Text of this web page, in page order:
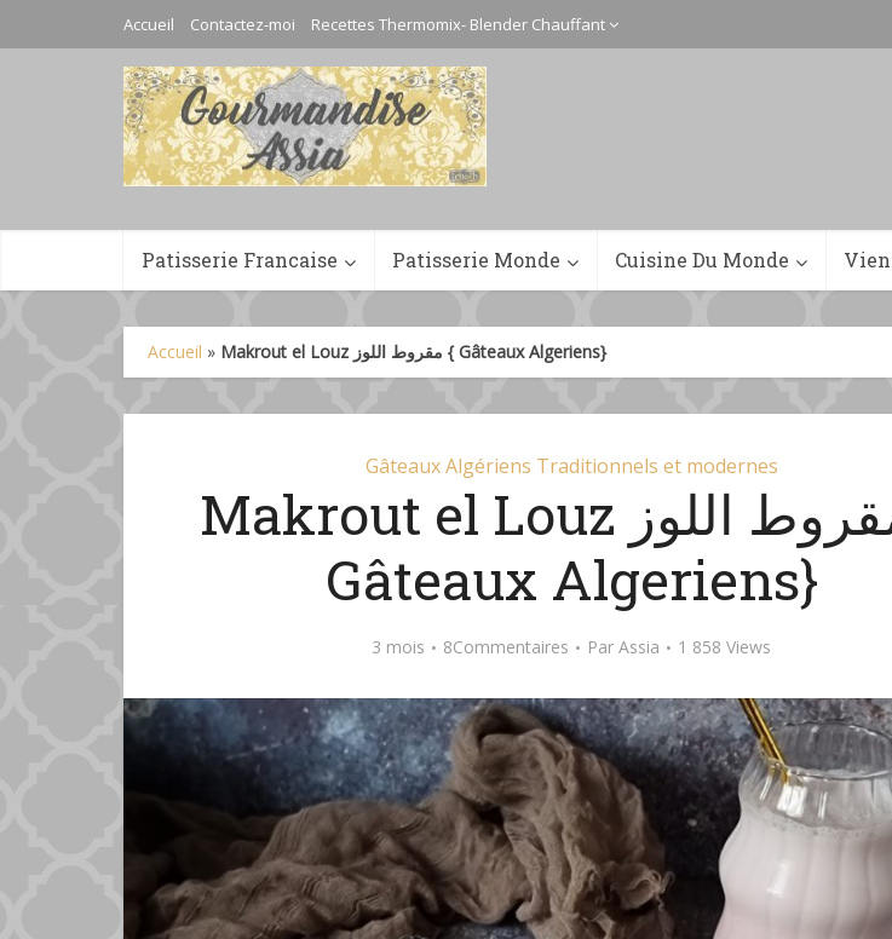
Accueil Contactez-moi Recettes Thermomix- Blender Chauffant
Patisserie Francaise Patisserie Monde Cuisine Du Monde
Accueil » Makrout el Louz مقروط اللوز { Gâteaux Algeriens}
Gâteaux Algériens Traditionnels et modernes
Makrout el Louz مقروط اللوز {
Gâteaux Algeriens}
3 mois 8Commentaires Par Assia 1 858 Views